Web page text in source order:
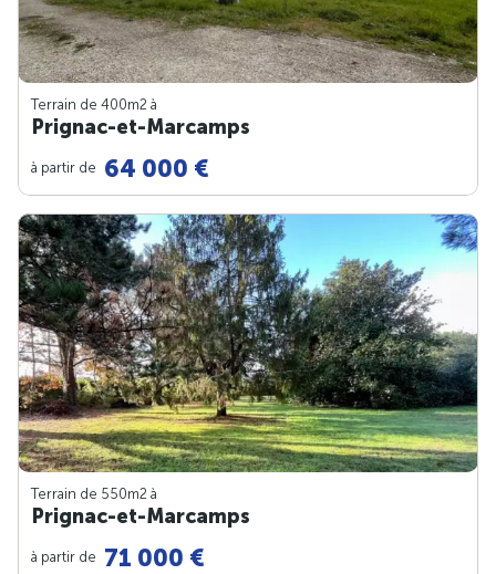
Terrain de 400m2 à
Prignac-et-Marcamps
à partir de 64 000 €
Terrain de 550m2 à
Prignac-et-Marcamps
à partir de 71 000 €